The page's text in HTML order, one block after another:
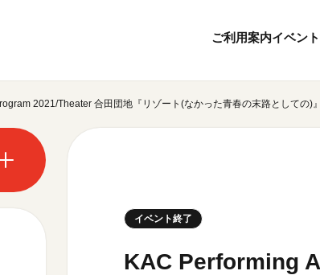
ご利用案内イベント
ボランティア・サポーター
京都芸術センターの歩み
概要・理念・運営体制
2021/Theater 合田団地『リゾート(なかった青春の末路としての)
イベント終了
KAC Performing